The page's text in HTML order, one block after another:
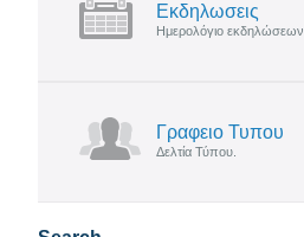
Εκδηλωσεις
Ημερολόγιο εκδηλώσεων.
Γραφειο Τυπου
Δελτία Τύπου.